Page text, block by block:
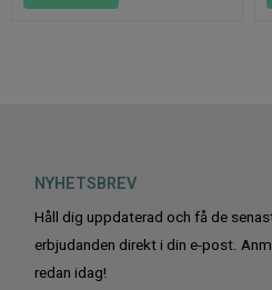
NYHETSBREV
Håll dig uppdaterad och få de
erbjudanden direkt i din e-post.
redan idag!